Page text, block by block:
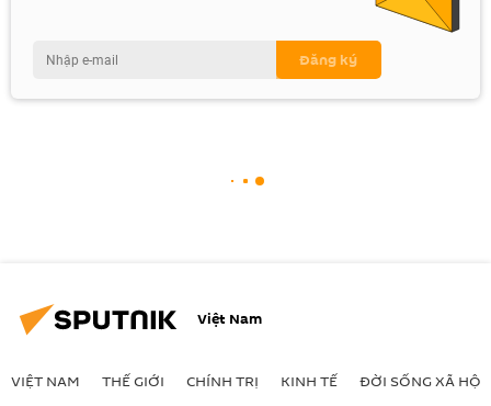
Việt Nam
VIỆT NAM THẾ GIỚI CHÍNH TRỊ KINH TẾ ĐỜI SỐNG XÃ HỘI